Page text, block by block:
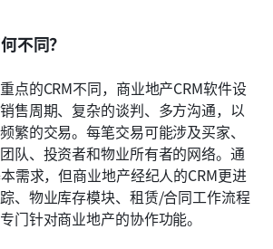
不同？
点的CRM不同，商业地产CRM软件设
售周期、复杂的谈判、多方沟通，以
繁的交易。每笔交易可能涉及买家、
队、投资者和物业所有者的网络。通
需求，但商业地产经纪人的CRM更进
、物业库存模块、租赁/合同工作流程
门针对商业地产的协作功能。